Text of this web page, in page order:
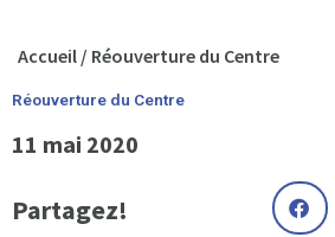
Accueil / Réouverture du Centre
Réouverture du Centre
11 mai 2020
Partagez!